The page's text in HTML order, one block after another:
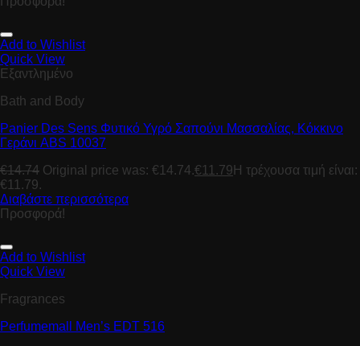
Add to Wishlist
Quick View
Εξαντλημένο
Bath and Body
Panier Des Sens Φυτικό Υγρό Σαπούνι Μασσαλίας, Κόκκινο
Γεράνι ABS 10037
€14.74 Original price was: €14.74.€11.79 Η τρέχουσα τιμή είναι:
€11.79.
Διαβάστε περισσότερα
Προσφορά!
Add to Wishlist
Quick View
Fragrances
Perfumemall Men’s EDT 516